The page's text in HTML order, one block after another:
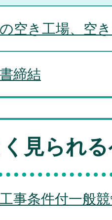
空き工場、空
締結
見られ
事条件付一般